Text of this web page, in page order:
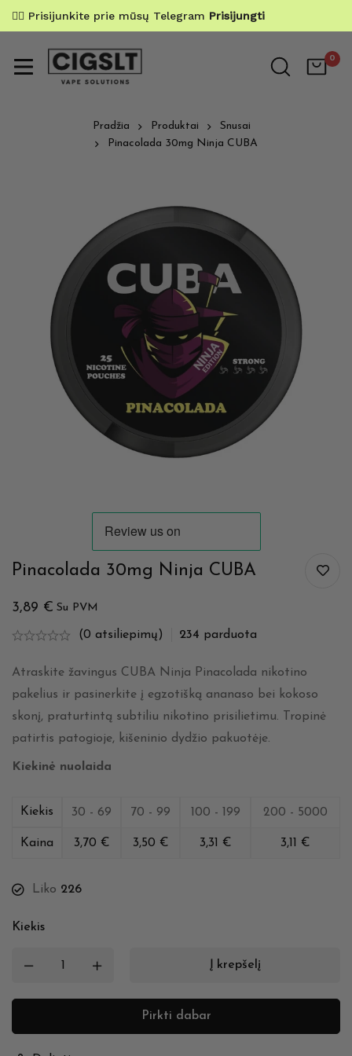
✌🏼 Prisijunkite prie mūsų Telegram Prisijungti
0
Pradžia Produktai
Snusai
Pinacolada 30mg Ninja CUBA
Pinacolada 30mg Ninja CUBA
3,89 € Su PVM
(0 atsiliepimų) 234 parduota
Atraskite žavingus CUBA Ninja Pinacolada nikotino
pakelius ir pasinerkite į egzotišką ananaso bei kokoso
skonį, praturtintą subtiliu nikotino prisilietimu. Tropinė
patirtis patogioje, kišeninio dydžio pakuotėje.
Kiekinė nuolaida
Kiekis 30 - 69 70 - 99 100 - 199 200 - 5000
Kaina 3,70 € 3,50 € 3,31 € 3,11 €
Liko 226
Kiekis
Į krepšelį
Pirkti dabar